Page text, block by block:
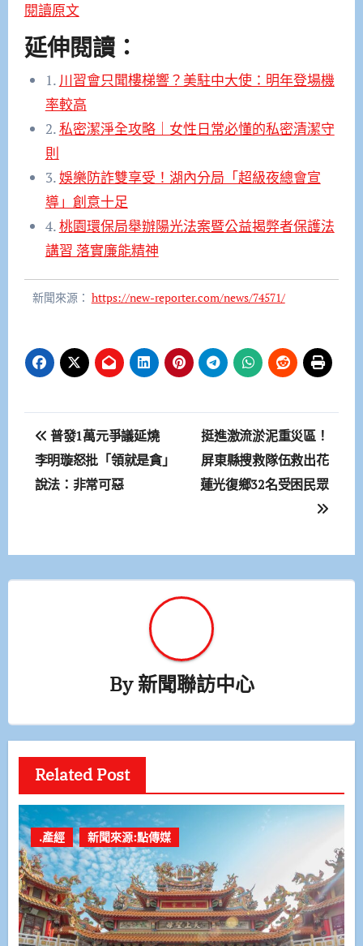
閱讀原文
延伸閱讀：
1. 川習會只聞樓梯響？美駐中大使：明年登場機
率較高
2.私密潔淨全攻略｜女性日常必懂的私密清潔守
則
3.娛樂防詐雙享受！湖內分局「超級夜總會宣
導」創意十足
4.桃園環保局舉辦陽光法案暨公益揭弊者保護法
講習 落實廉能精神
新聞來源： https://new-reporter.com/news/74571/
文
章
導
普發1萬元爭議延燒
李明璇怒批「領就是貪」
說法：非常可惡
挺進激流淤泥重災區！
屏東縣搜救隊伍救出花
蓮光復鄉32名受困民眾
By新聞聯訪中心
Related Post
.產經 新聞來源:點傳媒